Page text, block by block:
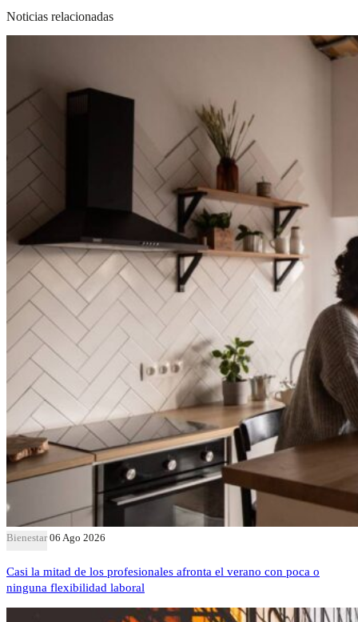
Noticias relacionadas
Bienestar 06 Ago 2026
Casi la mitad de los profesionales afronta el verano con poca o
ninguna flexibilidad laboral